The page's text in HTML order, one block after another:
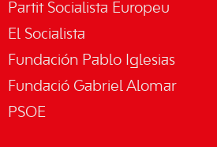
Partit Socialista Europeu
El Socialista
Fundación Pablo Iglesias
Fundació Gabriel Alomar
PSOE